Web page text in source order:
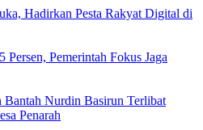
Hadirkan Pesta Rakyat Digital di
Pemerintah Fokus Jaga
Nurdin Basirun Terlibat
Penarah